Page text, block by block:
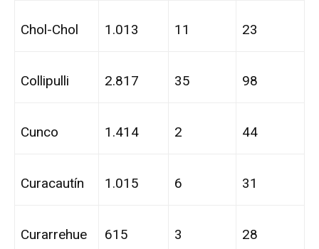
Chol-Chol 1.013 11 23
Collipulli 2.817 35 98
Cunco 1.414 2 44
Curacautín 1.015 6 31
Curarrehue 615 3 28